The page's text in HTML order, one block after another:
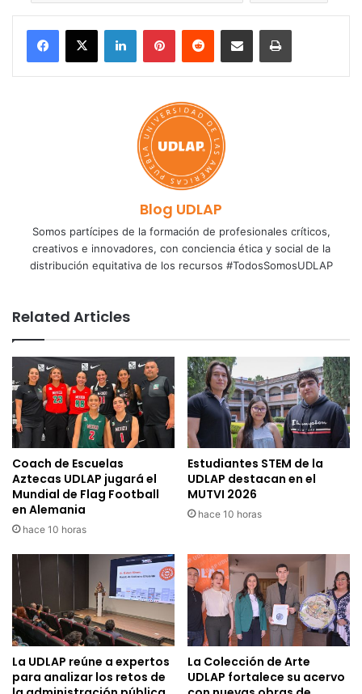
LinkedInPinterestReddit Share via Email Print
Blog UDLAP
Somos partícipes de la formación de profesionales críticos,
creativos e innovadores, con conciencia ética y social de la
distribución equitativa de los recursos #TodosSomosUDLAP
Related Articles
Coach de Escuelas
Aztecas UDLAP jugará el
Mundial de Flag Football
en Alemania
hace 10 horas
Estudiantes STEM de la
UDLAP destacan en el
MUTVI 2026
hace 10 horas
La UDLAP reúne a expertos
para analizar los retos de
La Colección de Arte
UDLAP fortalece su acervo